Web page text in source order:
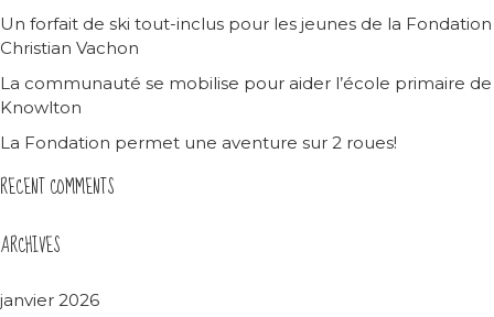
Un forfait de ski tout-inclus pour les jeunes de la Fondation
Christian Vachon
La communauté se mobilise pour aider l’école primaire de
Knowlton
La Fondation permet une aventure sur 2 roues!
RECENT COMMENTS
ARCHIVES
janvier 2026